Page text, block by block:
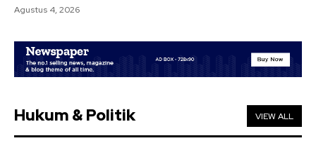
Agustus 4, 2026
Hukum & Politik VIEW ALL